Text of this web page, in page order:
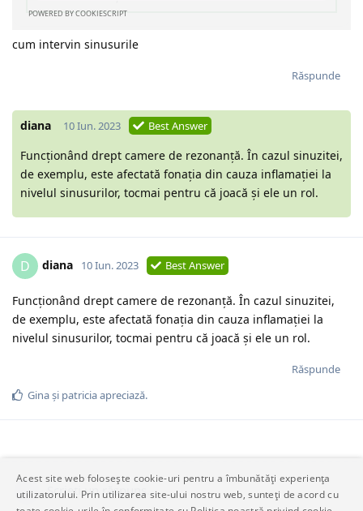
cum intervin sinusurile
Răspunde
diana 10 Iun. 2023 Best Answer
Funcționând drept camere de rezonanță. În cazul sinuzitei,
de exemplu, este afectată fonația din cauza inflamației la
nivelul sinusurilor, tocmai pentru că joacă și ele un rol.
D diana 10 Iun. 2023 Best Answer
Funcționând drept camere de rezonanță. În cazul sinuzitei,
de exemplu, este afectată fonația din cauza inflamației la
nivelul sinusurilor, tocmai pentru că joacă și ele un rol.
Răspunde
Ginași patriciaapreciază.
Scrieți un răspuns…
Acest site web folosește cookie-uri pentru a îmbunătăți experiența
utilizatorului. Prin utilizarea site-ului nostru web, sunteți de acord cu